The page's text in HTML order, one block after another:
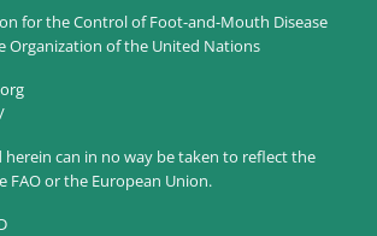
for the Control of Foot-and-Mouth Disease
Organization of the United Nations
herein can in no way be taken to reflect the
FAO or the European Union.